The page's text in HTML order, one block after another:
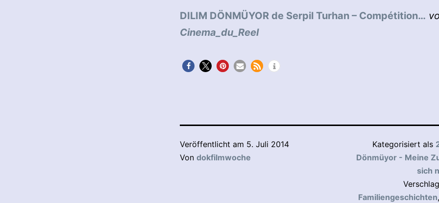
DILIM DÖNMÜYOR de Serpil Turhan – Compétition…
Cinema_du_Reel
Veröffentlicht am 5. Juli 2014
Von dokfilmwoche
Kategorisiert als
Dönmüyor - Meine
sich
Familiengeschichten